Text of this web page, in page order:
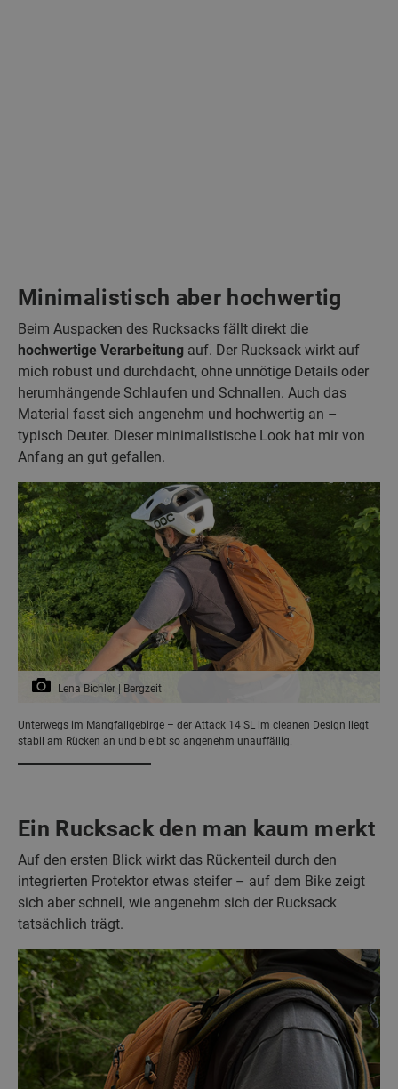
Minimalistisch aber hochwertig
Beim Auspacken des Rucksacks fällt direkt die
hochwertige Verarbeitung auf. Der Rucksack wirkt auf
mich robust und durchdacht, ohne unnötige Details oder
herumhängende Schlaufen und Schnallen. Auch das
Material fasst sich angenehm und hochwertig an –
typisch Deuter. Dieser minimalistische Look hat mir von
Anfang an gut gefallen.
Lena Bichler | Bergzeit
Unterwegs im Mangfallgebirge – der Attack 14 SL im cleanen Design liegt
stabil am Rücken an und bleibt so angenehm unauffällig.
Ein Rucksack den man kaum merkt
Auf den ersten Blick wirkt das Rückenteil durch den
integrierten Protektor etwas steifer – auf dem Bike zeigt
sich aber schnell, wie angenehm sich der Rucksack
tatsächlich trägt.